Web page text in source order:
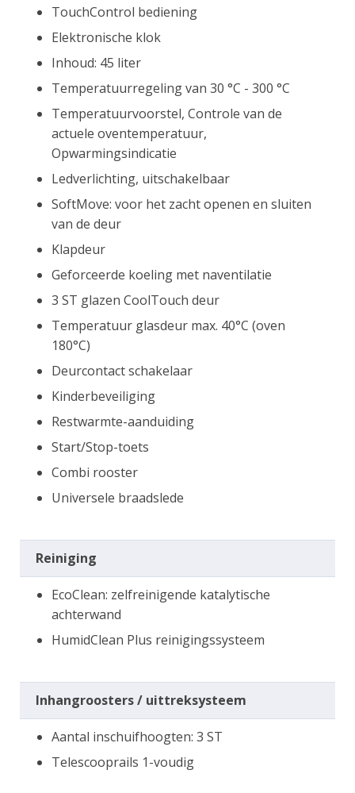
TouchControl bediening
Elektronische klok
Inhoud: 45 liter
Temperatuurregeling van 30 °C - 300 °C
Temperatuurvoorstel, Controle van de
actuele oventemperatuur,
Opwarmingsindicatie
Ledverlichting, uitschakelbaar
SoftMove: voor het zacht openen en sluiten
van de deur
Klapdeur
Geforceerde koeling met naventilatie
3 ST glazen CoolTouch deur
Temperatuur glasdeur max. 40°C (oven
180°C)
Deurcontact schakelaar
Kinderbeveiliging
Restwarmte-aanduiding
Start/Stop-toets
Combi rooster
Universele braadslede
Reiniging
EcoClean: zelfreinigende katalytische
achterwand
HumidClean Plus reinigingssysteem
Inhangroosters / uittreksysteem
Aantal inschuifhoogten: 3 ST
Telescooprails 1-voudig